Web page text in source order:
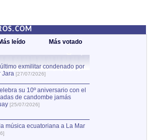
leído Más votado
exmilitar condenado por
Jara [27/07/2026]
su 10º aniversario con el
de candombe jamás
[25/07/2026]
música ecuatoriana a La Mar